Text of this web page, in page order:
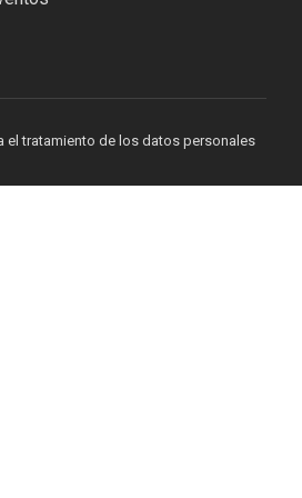
el tratamiento de los datos personales